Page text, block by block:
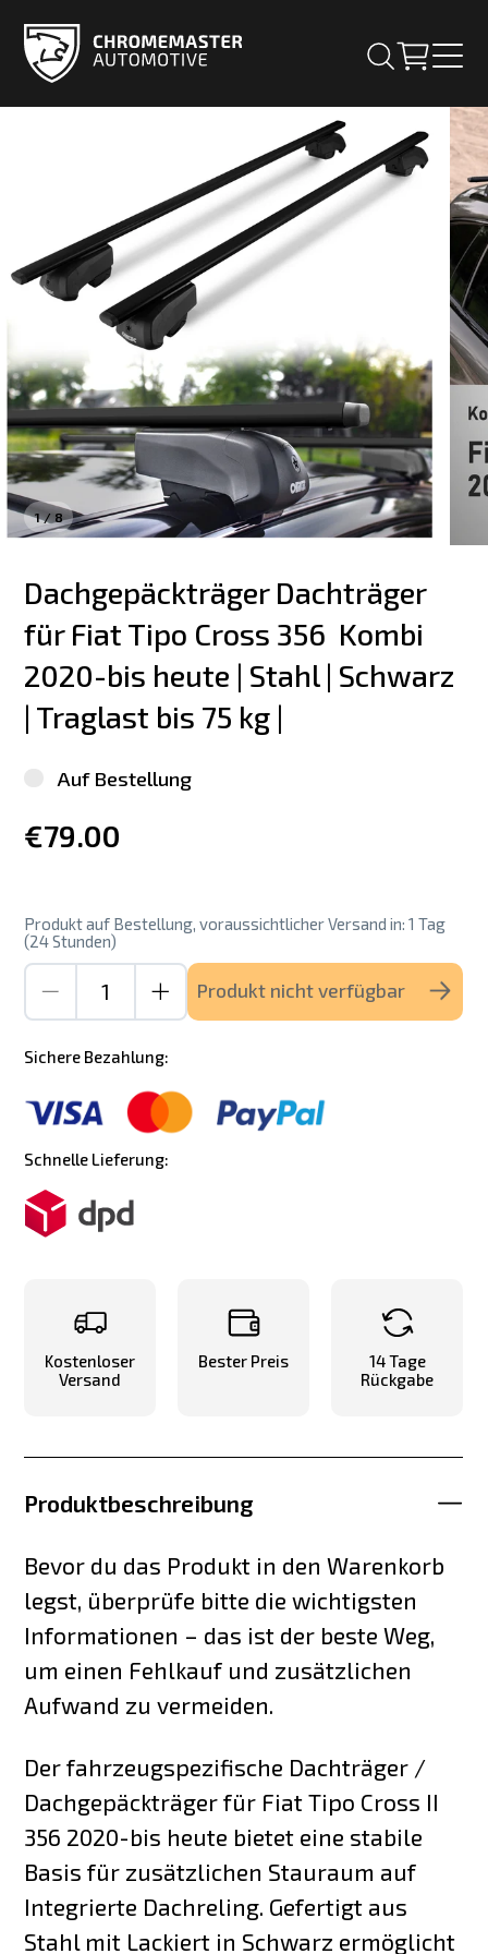
1/ 8
Dachgepäckträger Dachträger
für Fiat Tipo Cross 356  Kombi
2020-bis heute | Stahl | Schwarz
| Traglast bis 75 kg |
Auf Bestellung
€79.00
Produkt auf Bestellung, voraussichtlicher Versand in: 1 Tag
(24 Stunden)
Produkt nicht verfügbar
Sichere Bezahlung:
Schnelle Lieferung:
Kostenloser
Versand
Bester Preis
14 Tage
Rückgabe
Produktbeschreibung
Bevor du das Produkt in den Warenkorb
legst, überprüfe bitte die wichtigsten
Informationen – das ist der beste Weg,
um einen Fehlkauf und zusätzlichen
Aufwand zu vermeiden.
Der fahrzeugspezifische Dachträger /
Dachgepäckträger für Fiat Tipo Cross II
356 2020-bis heute bietet eine stabile
Basis für zusätzlichen Stauraum auf
Integrierte Dachreling. Gefertigt aus
Stahl mit Lackiert in Schwarz ermöglicht